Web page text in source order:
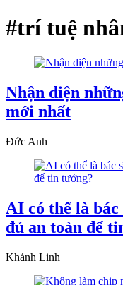
#trí tuệ
Nhận diện
mới nhất
Đức Anh
AI có thể là
đủ an toàn để
Khánh Linh